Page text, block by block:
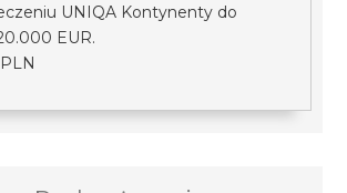
UNIQA Kontynenty do
EUR.